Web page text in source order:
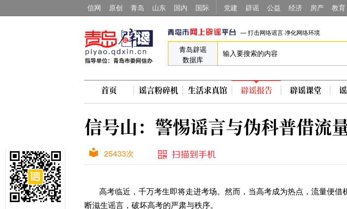
信网 原创 青岛 山东 国内 国际 党建 辟谣 公益 经济 房产 教育
— 打击网络谣言·净化网络环境
青岛辟谣
数据库
首页 谣言粉碎机 生活求真馆 辟谣报告 辟谣课堂
信号山：警惕谣言与伪科普借流
25433次
高考临近，千万考生即将走进考场。然而，当高考成为热点，流量便借
断滋生谣言，破坏高考的严肃与秩序。